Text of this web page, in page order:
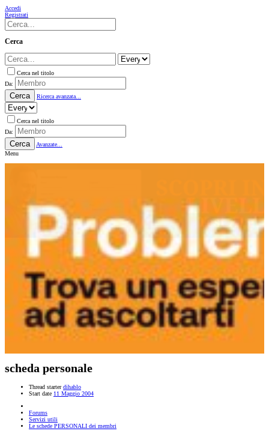
Accedi
Registrati
Cerca
Cerca nel titolo
Da:
Cerca Ricerca avanzata...
Cerca nel titolo
Da:
Cerca
Avanzate...
Menu
scheda personale
Thread starter dihablo
Start date 11 Maggio 2004
Forums
Servizi utili
Le schede PERSONALI dei membri